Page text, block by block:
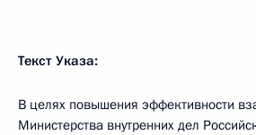
Текст Указа:
В целях повышения эффективности
Министерства внутренних дел